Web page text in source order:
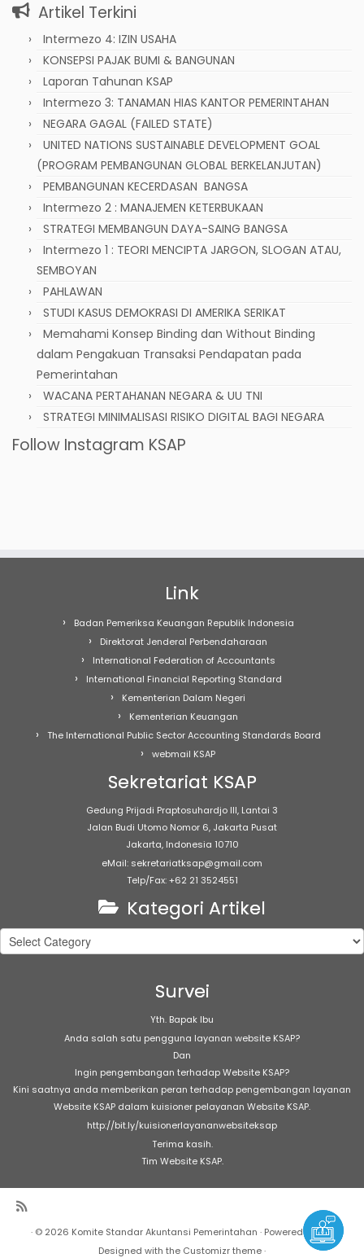
Artikel Terkini
Intermezo 4: IZIN USAHA
KONSEPSI PAJAK BUMI & BANGUNAN
Laporan Tahunan KSAP
Intermezo 3: TANAMAN HIAS KANTOR PEMERINTAHAN
NEGARA GAGAL (FAILED STATE)
UNITED NATIONS SUSTAINABLE DEVELOPMENT GOAL
(PROGRAM PEMBANGUNAN GLOBAL BERKELANJUTAN)
PEMBANGUNAN KECERDASAN BANGSA
Intermezo 2 : MANAJEMEN KETERBUKAAN
STRATEGI MEMBANGUN DAYA-SAING BANGSA
Intermezo 1 : TEORI MENCIPTA JARGON, SLOGAN ATAU,
SEMBOYAN
PAHLAWAN
STUDI KASUS DEMOKRASI DI AMERIKA SERIKAT
Memahami Konsep Binding dan Without Binding
dalam Pengakuan Transaksi Pendapatan pada
Pemerintahan
WACANA PERTAHANAN NEGARA & UU TNI
STRATEGI MINIMALISASI RISIKO DIGITAL BAGI NEGARA
Follow Instagram KSAP
Link
Badan Pemeriksa Keuangan Republik Indonesia
Direktorat Jenderal Perbendaharaan
International Federation of Accountants
International Financial Reporting Standard
Kementerian Dalam Negeri
Kementerian Keuangan
The International Public Sector Accounting Standards Board
webmail KSAP
Sekretariat KSAP
Gedung Prijadi Praptosuhardjo III, Lantai 3
Jalan Budi Utomo Nomor 6, Jakarta Pusat
Jakarta, Indonesia 10710
eMail: sekretariatksap@gmail.com
Telp/Fax: +62 21 3524551
Kategori Artikel
Kategori
Artikel
Survei
Yth. Bapak Ibu
Anda salah satu pengguna layanan website KSAP?
Dan
Ingin pengembangan terhadap Website KSAP?
Kini saatnya anda memberikan peran terhadap pengembangan layanan
Website KSAP dalam kuisioner pelayanan Website KSAP.
http://bit.ly/kuisionerlayananwebsiteksap
Terima kasih.
Tim Website KSAP.
· © 2026 Komite Standar Akuntansi Pemerintahan · Powered by
·
Designed with the Customizr theme·